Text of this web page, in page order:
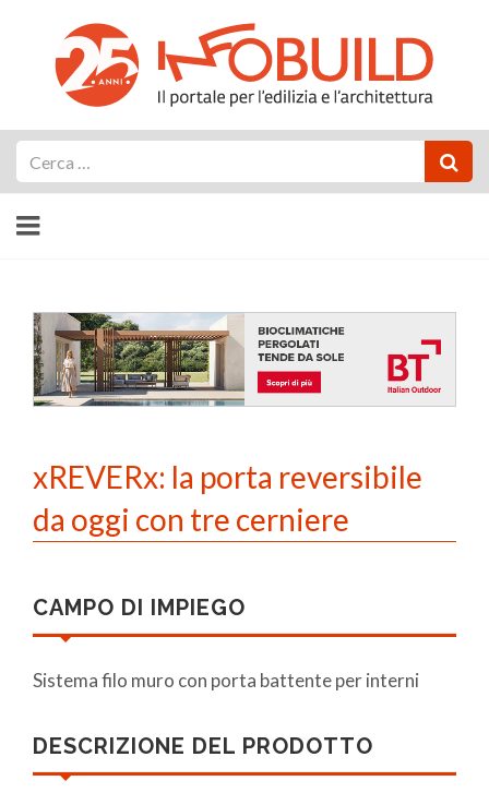
xREVERx: la porta reversibile
da oggi con tre cerniere
CAMPO DI IMPIEGO
Sistema filo muro con porta battente per interni
DESCRIZIONE DEL PRODOTTO